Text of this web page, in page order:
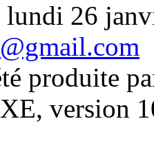
26
produite
version